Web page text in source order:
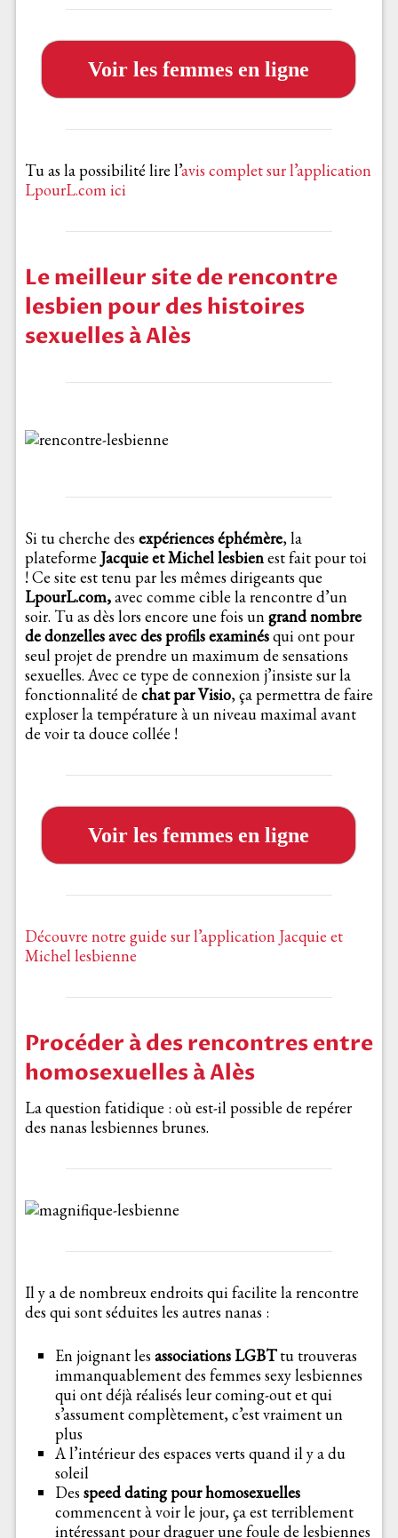
Voir les femmes en ligne
Tu as la possibilité lire l’avis complet sur l’application
LpourL.com ici
Le meilleur site de rencontre
lesbien pour des histoires
sexuelles à Alès
Si tu cherche des expériences éphémère, la
plateforme Jacquie et Michel lesbienest fait pour toi
! Ce site est tenu par les mêmes dirigeants que
LpourL.com,avec comme cible la rencontre d’un
soir. Tu as dès lors encore une fois ungrand nombre
de donzelles avec des profils examinésqui ont pour
seul projet de prendre un maximum de sensations
sexuelles. Avec ce type de connexion j’insiste sur la
fonctionnalité de chat par Visio, ça permettra de faire
exploser la température à un niveau maximal avant
de voir ta douce collée !
Voir les femmes en ligne
Découvre notre guide sur l’application Jacquie et
Michel lesbienne
Procéder à des rencontres entre
homosexuelles à Alès
La question fatidique : où est-il possible de repérer
des nanas lesbiennes brunes.
Il y a de nombreux endroits qui facilite la rencontre
des qui sont séduites les autres nanas :
En joignant lesassociations LGBTtu trouveras
immanquablement des femmes sexy lesbiennes
qui ont déjà réalisés leur coming-out et qui
s’assument complètement, c’est vraiment un
plus
A l’intérieur des espaces verts quand il y a du
soleil
Desspeed dating pour homosexuelles
commencent à voir le jour, ça est terriblement
intéressant pour draguer une foule de lesbiennes